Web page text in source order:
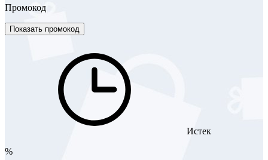
Промокод
Показать промокод
Истек
%